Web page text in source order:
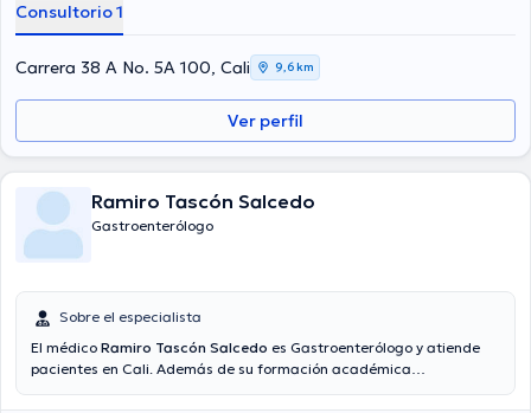
participado como miembro de diversas asociaciones médicas.
Cecilia Zamorano Castro ha contribuido en cuantiosas
conferencias con el objetivo de tener una formación continua en su
disciplina de especialización y ha publicado importantes
publicaciones. Español son los idiomas operados por la Dra.
Consultorio 1
Carrera 38 A No. 5A 100, Cali 9,6 km
Ver perfil
Ramiro Tascón Salcedo
Gastroenterólogo
Sobre el especialista
El médico Ramiro Tascón Salcedo es Gastroenterólogo y atiende
pacientes en Cali. Además de su formación académica